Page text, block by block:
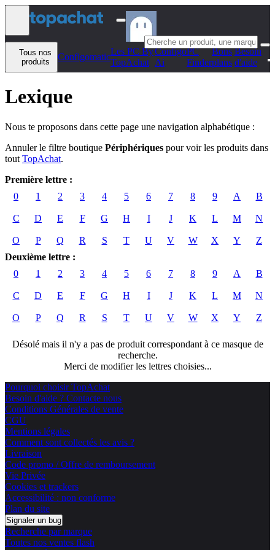
Aller au contenu
Tous nos
produits
Configomatic
Les PC By
TopAchat
Configo
Ai
PC
Finder
Bons
plans
Besoin
d'aide
Lexique
Nous te proposons dans cette page une navigation alphabétique :
Annuler le filtre boutique Périphériques pour voir les produits dans
tout TopAchat.
Première lettre :
0
1 2 3 4 5 6 7 8 9 A B
C D E F G H I J K L M N
O P Q R S T U V W X Y
Z
Deuxième lettre :
0
1 2 3 4 5 6 7 8 9 A B
C D E F G H I J K L M N
O P Q R S T U V W X Y Z
Désolé mais il n'y a pas de produit correspondant à ce masque de
recherche.
Merci de modifier les lettres choisies...
Pourquoi choisir TopAchat
Besoin d'aide ? Contacte nous
Conditions Générales de vente
CGU
Mentions légales
Comment sont collectés les avis ?
Livraison
Code promo / Offre de remboursement
Vie Privée
Cookies et trackers
Accessibilité : non conforme
Plan du site
Signaler un bug
Recherche par marque
Toutes nos ventes flash